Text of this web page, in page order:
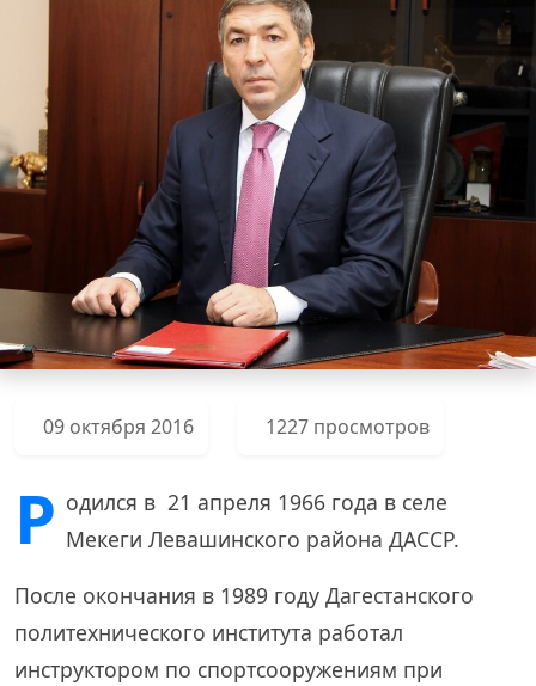
09 октября 2016 1227 просмотров
Р одился в 21 апреля 1966 года в селе
Мекеги Левашинского района ДАССР.
После окончания в 1989 году Дагестанского
политехнического института работал
инструктором по спортсооружениям при